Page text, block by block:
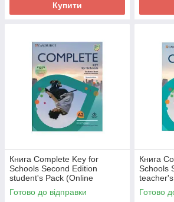
Купити
Книга Complete Key for
Schools Second Edition
student's Pack (Online
Practice + Online Workbook)
(9781108539364) Cambridge
Готово до відправки
Книга
Schools
Готово